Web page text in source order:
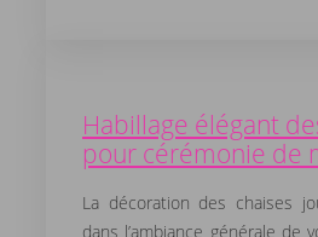
Habillage élégant
pour cérémonie de
La décoration des chaises
dans l’ambiance générale de